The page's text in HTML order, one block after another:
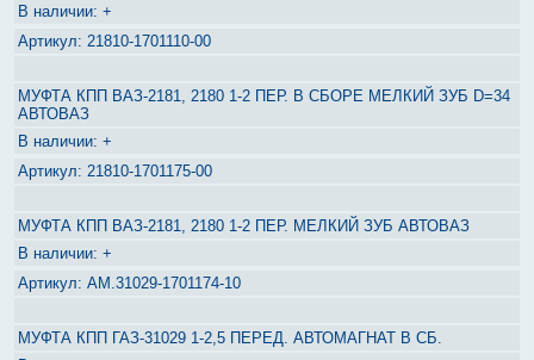
+
21810-1701110-00
МУФТА КПП ВАЗ-2181, 2180 1-2 ПЕР. В СБОРЕ МЕЛКИЙ ЗУБ D=34
АВТОВАЗ
+
21810-1701175-00
МУФТА КПП ВАЗ-2181, 2180 1-2 ПЕР. МЕЛКИЙ ЗУБ АВТОВАЗ
+
АМ.31029-1701174-10
МУФТА КПП ГАЗ-31029 1-2,5 ПЕРЕД. АВТОМАГНАТ В СБ.